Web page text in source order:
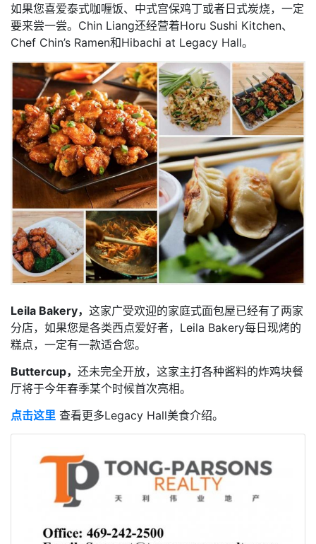
如果您喜爱泰式咖喱饭、中式宫保鸡丁或者日式炭烧，一定
要来尝一尝。Chin Liang还经营着Horu Sushi Kitchen、
Chef Chin’s Ramen和Hibachi at Legacy Hall。
Leila Bakery， 这家广受欢迎的家庭式面包屋已经有了两家
分店，如果您是各类西点爱好者，Leila Bakery每日现烤的
糕点，一定有一款适合您。
Buttercup， 还未完全开放，这家主打各种酱料的炸鸡块餐
厅将于今年春季某个时候首次亮相。
点击这里 查看更多Legacy Hall美食介绍。